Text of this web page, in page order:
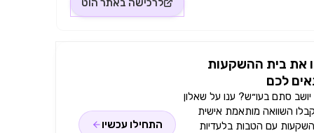
לרכישה באתר הוט
את בית ההשקעות
לכם
סתם בעו״ש? ענו על שאלון
השוואה מותאמת אישית
עם הטבות בלעדיות
התחילו עכשיו